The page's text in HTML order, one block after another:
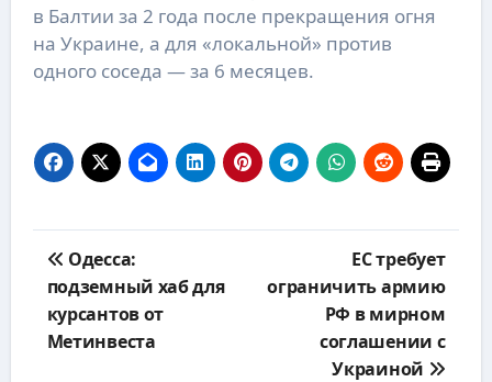
в Балтии за 2 года после прекращения огня
на Украине, а для «локальной» против
одного соседа — за 6 месяцев.
по
записям
Одесса:
подземный хаб для
курсантов от
Метинвеста
ЕС требует
ограничить армию
РФ в мирном
соглашении с
Украиной